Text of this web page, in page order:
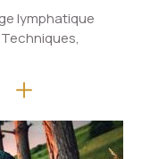
votre
lymphatique